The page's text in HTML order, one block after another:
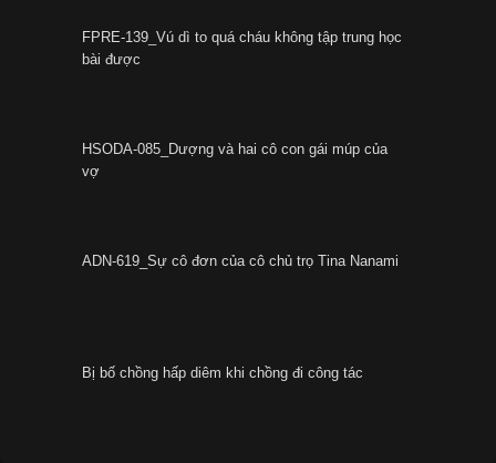
FPRE-139_Vú dì to quá cháu không tập trung học
bài được
HSODA-085_Dượng và hai cô con gái múp của
vợ
ADN-619_Sự cô đơn của cô chủ trọ Tina Nanami
Bị bố chồng hấp diêm khi chồng đi công tác